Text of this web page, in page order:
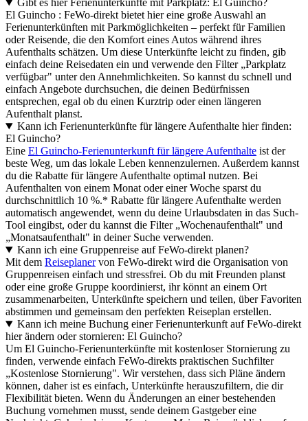
Gibt es hier Ferienunterkünfte mit Parkplatz: El Guincho?
El Guincho : FeWo-direkt bietet hier eine große Auswahl an
Ferienunterkünften mit Parkmöglichkeiten – perfekt für Familien
oder Reisende, die den Komfort eines Autos während ihres
Aufenthalts schätzen. Um diese Unterkünfte leicht zu finden, gib
einfach deine Reisedaten ein und verwende den Filter „Parkplatz
verfügbar" unter den Annehmlichkeiten. So kannst du schnell und
einfach Angebote durchsuchen, die deinen Bedürfnissen
entsprechen, egal ob du einen Kurztrip oder einen längeren
Aufenthalt planst.
Kann ich Ferienunterkünfte für längere Aufenthalte hier finden:
El Guincho?
Eine El Guincho-Ferienunterkunft für längere Aufenthalte ist der
beste Weg, um das lokale Leben kennenzulernen. Außerdem kannst
du die Rabatte für längere Aufenthalte optimal nutzen. Bei
Aufenthalten von einem Monat oder einer Woche sparst du
durchschnittlich 10 %.* Rabatte für längere Aufenthalte werden
automatisch angewendet, wenn du deine Urlaubsdaten in das Such-
Tool eingibst, oder du kannst die Filter „Wochenaufenthalt" und
„Monatsaufenthalt" in deiner Suche verwenden.
Kann ich eine Gruppenreise auf FeWo-direkt planen?
Mit dem Reiseplanervon FeWo-direkt wird die Organisation von
Gruppenreisen einfach und stressfrei. Ob du mit Freunden planst
oder eine große Gruppe koordinierst, ihr könnt an einem Ort
zusammenarbeiten, Unterkünfte speichern und teilen, über Favoriten
abstimmen und gemeinsam den perfekten Reiseplan erstellen.
Kann ich meine Buchung einer Ferienunterkunft auf FeWo-direkt
hier ändern oder stornieren: El Guincho?
Um El Guincho-Ferienunterkünfte mit kostenloser Stornierung zu
finden, verwende einfach FeWo-direkts praktischen Suchfilter
„Kostenlose Stornierung". Wir verstehen, dass sich Pläne ändern
können, daher ist es einfach, Unterkünfte herauszufiltern, die dir
Flexibilität bieten. Wenn du Änderungen an einer bestehenden
Buchung vornehmen musst, sende deinem Gastgeber eine